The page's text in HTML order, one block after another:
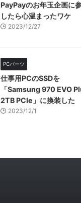
PayPayのお年玉企画に
したら心温まったワケ
2023/12/27
PCパーツ
仕事用PCのSSDを
「Samsung 970 EVO
2TB PCIe」に換装した
2023/12/1